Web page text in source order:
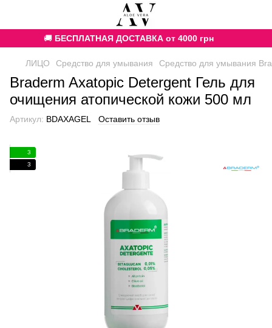
🚚 БЕСПЛАТНАЯ ДОСТАВКА от 4000 грн
ЛИЦО Средство для умывания Средство для умывания
Braderm Axatopic Detergent Гель для
очищения атопической кожи 500 мл
Артикул: BDAXAGEL Оставить отзыв
3
3